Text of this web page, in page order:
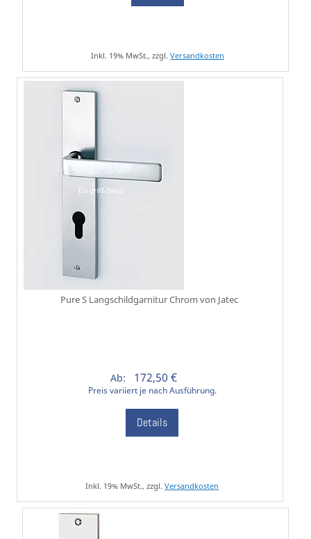
Inkl. 19% MwSt., zzgl. Versandkosten
Pure S Langschildgarnitur Chrom von Jatec
Ab: 172,50 €
Preis variiert je nach Ausführung.
Details
Inkl. 19% MwSt., zzgl. Versandkosten